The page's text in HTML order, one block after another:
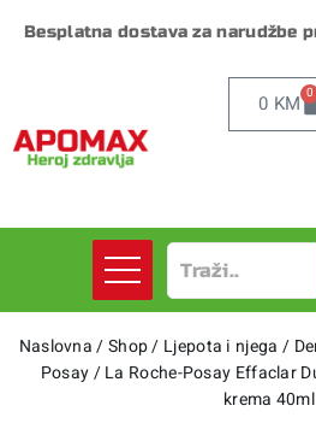
Besplatna dostava za narudžbe
0 KM 0
Naslovna /Shop/ Ljepota i njega /
Posay/La Roche-Posay Effaclar
krema 40ml